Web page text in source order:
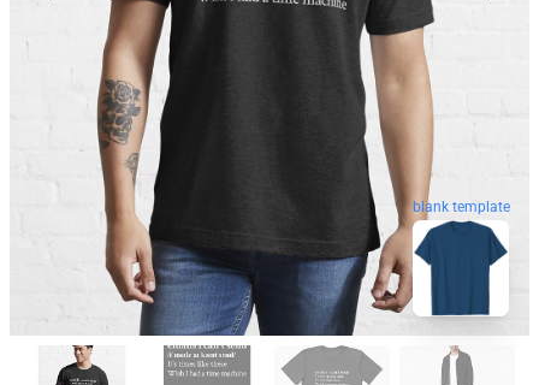
blank template